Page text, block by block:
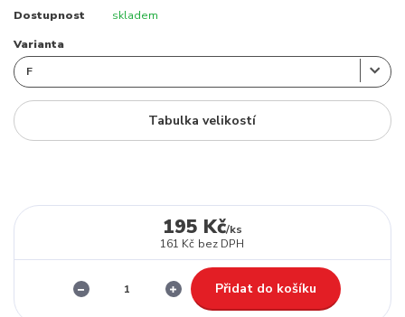
Dostupnost skladem
Varianta
Tabulka velikostí
195 Kč/ks
161 Kč bez DPH
Přidat do košíku